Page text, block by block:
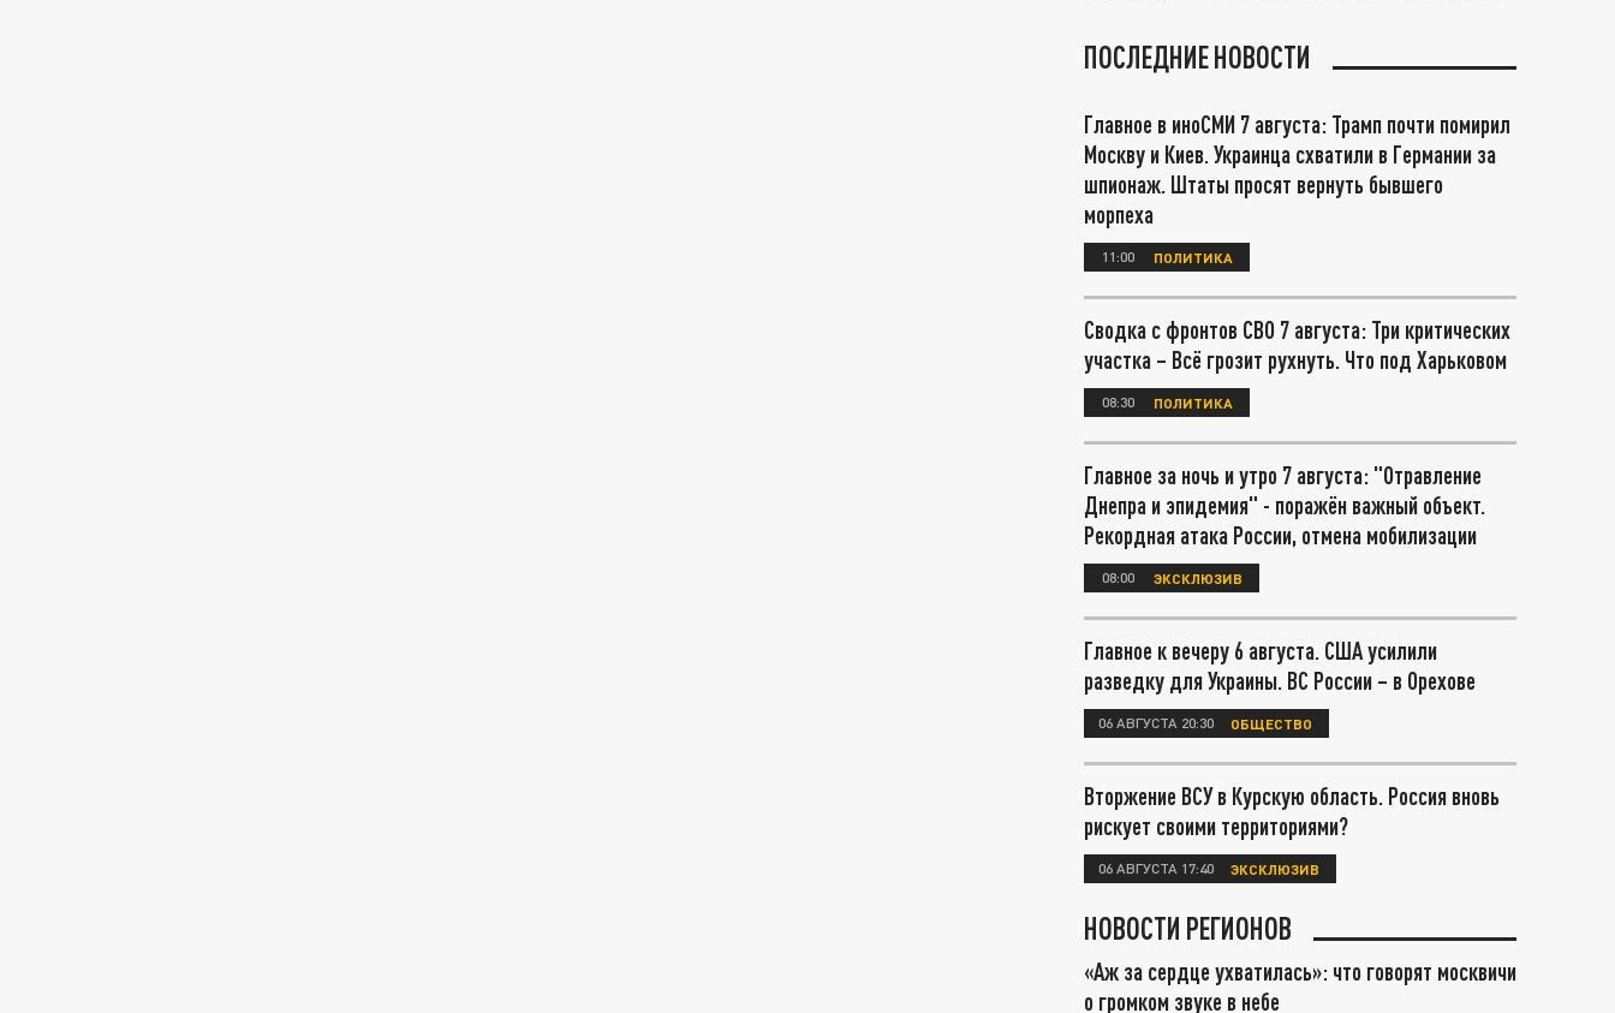
ПОСЛЕДНИЕ НОВОСТИ
Главное в иноСМИ 7 августа: Трамп почти помирил
Москву и Киев. Украинца схватили в Германии за
шпионаж. Штаты просят вернуть бывшего
морпеха
11:00 ПОЛИТИКА
Сводка с фронтов СВО 7 августа: Три критических
участка – Всё грозит рухнуть. Что под Харьковом
08:30 ПОЛИТИКА
Главное за ночь и утро 7 августа: "Отравление
Днепра и эпидемия" - поражён важный объект.
Рекордная атака России, отмена мобилизации
08:00 ЭКСКЛЮЗИВ
Главное к вечеру 6 августа. США усилили
разведку для Украины. ВС России – в Орехове
06 АВГУСТА 20:30 ОБЩЕСТВО
Вторжение ВСУ в Курскую область. Россия вновь
рискует своими территориями?
06 АВГУСТА 17:40 ЭКСКЛЮЗИВ
НОВОСТИ РЕГИОНОВ
«Аж за сердце ухватилась»: что говорят москвичи
о громком звуке в небе